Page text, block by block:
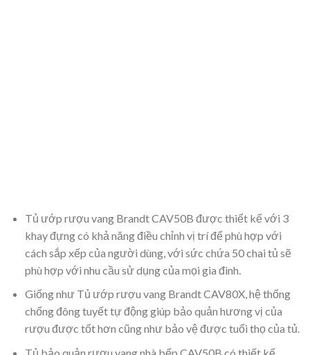
Tủ ướp rượu vang Brandt CAV50B được thiết kế với 3
khay đựng có khả năng điều chỉnh vị trí để phù hợp với
cách sắp xếp của người dùng, với sức chứa 50 chai tủ sẽ
phù hợp với nhu cầu sử dụng của mọi gia đình.
Giống như Tủ ướp rượu vang Brandt CAV80X, hệ thống
chống đông tuyết tự động giúp bảo quản hương vị của
rượu được tốt hơn cũng như bảo vệ được tuổi thọ của tủ.